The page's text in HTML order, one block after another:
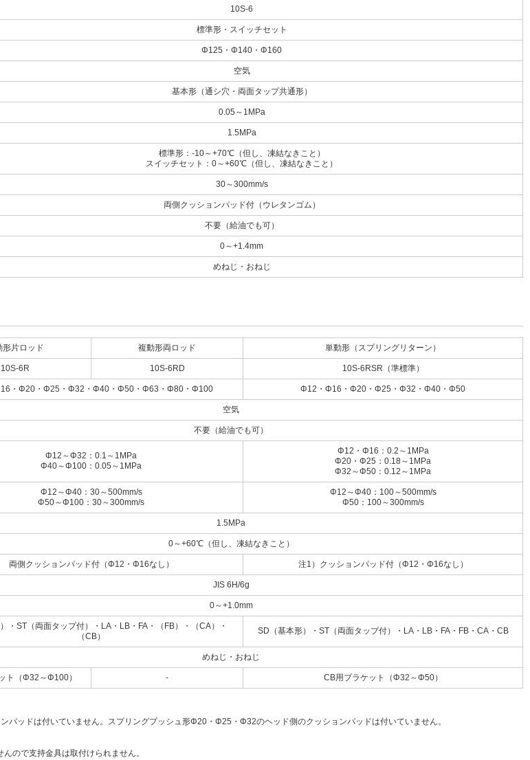
10S-6
標準形・スイッチセット
Φ125・Φ140・Φ160
空気
基本形（通シ穴・両面タップ共通形）
0.05～1MPa
1.5MPa
標準形：-10～+70℃（但し、凍結なきこと）
スイッチセット：0～+60℃（但し、凍結なきこと）
30～300mm/s
両側クッションパッド付（ウレタンゴム）
不要（給油でも可）
0～+1.4mm
めねじ・おねじ
形片ロッド 複動形両ロッド 単動形（スプリングリターン）
10S-6R 10S-6RD 10S-6RSR（準標準）
・Φ20・Φ25・Φ32・Φ40・Φ50・Φ63・Φ80・Φ100 Φ12・Φ16・Φ20・Φ25・Φ32・Φ40・Φ50
空気
不要（給油でも可）
Φ12～Φ32：0.1～1MPa
Φ40～Φ100：0.05～1MPa
Φ12・Φ16：0.2～1MPa
Φ20・Φ25：0.18～1MPa
Φ32～Φ50：0.12～1MPa
Φ12～Φ40：30～500mm/s
Φ50～Φ100：30～300mm/s
Φ12～Φ40：100～500mm/s
Φ50：100～300mm/s
1.5MPa
0～+60℃（但し、凍結なきこと）
両側クッションパッド付（Φ12・Φ16なし） 注1）クッションパッド付（Φ12・Φ16なし）
JIS 6H/6g
0～+1.0mm
・ST（両面タップ付）・LA・LB・FA・（FB）・（CA）・
（CB）
SD（基本形）・ST（両面タップ付）・LA・LB・FA・FB・CA・CB
めねじ・おねじ
ト（Φ32～Φ100） - CB用ブラケット（Φ32～Φ50）
パッドは付いていません。スプリングプッシュ形Φ20・Φ25・Φ32のヘッド側のクッションパッドは付いていません。
ので支持金具は取付けられません。